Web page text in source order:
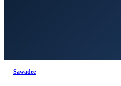
Sawadee